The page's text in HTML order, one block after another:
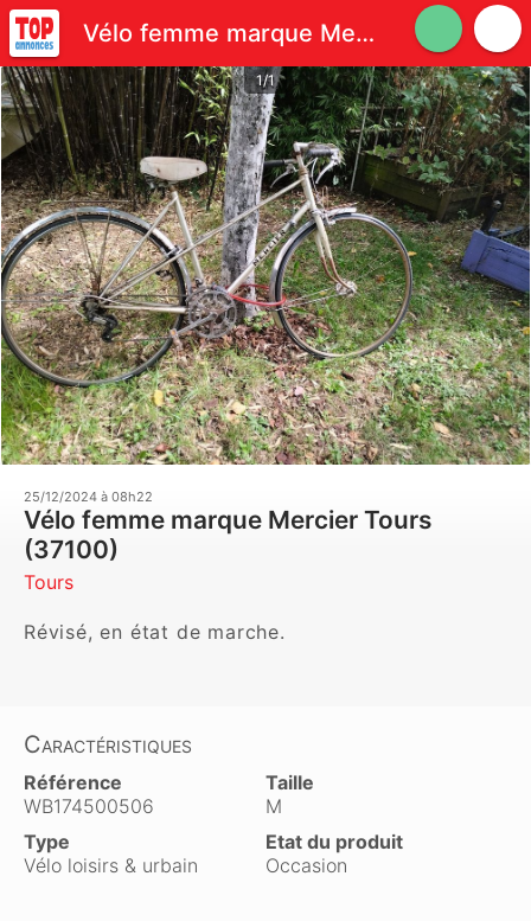
Vélo femme marque Mercier
1/1
25/12/2024 à 08h22
Vélo femme marque Mercier Tours
(37100)
Tours
Révisé, en état de marche.
Caractéristiques
Référence
WB174500506
Taille
M
Type
Vélo loisirs & urbain
Etat du produit
Occasion